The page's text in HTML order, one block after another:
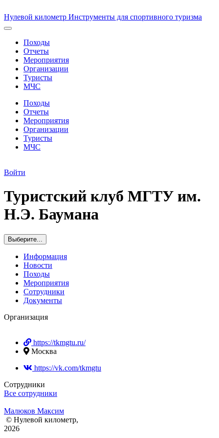
Нулевой километр Инструменты для спортивного туризма
Походы
Отчеты
Мероприятия
Организации
Туристы
МЧС
Походы
Отчеты
Мероприятия
Организации
Туристы
МЧС
Войти
Туристский клуб МГТУ им.
Н.Э. Баумана
Выберите...
Информация
Новости
Походы
Мероприятия
Сотрудники
Документы
Организация
https://tkmgtu.ru/
Москва
https://vk.com/tkmgtu
Сотрудники
Все сотрудники
Малюков Максим
© Нулевой километр,
2026